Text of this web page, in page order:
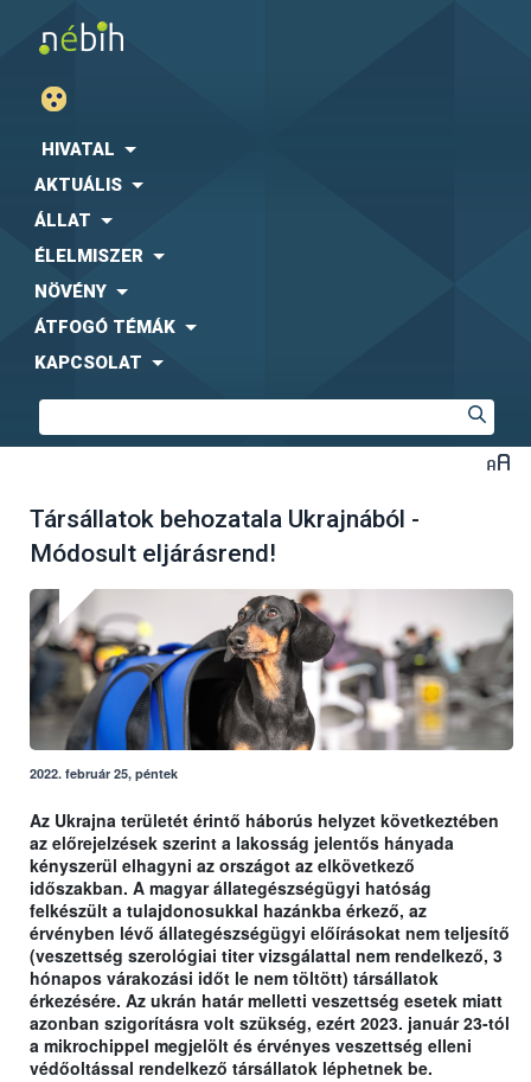
HIVATAL
AKTUÁLIS
ÁLLAT
ÉLELMISZER
NÖVÉNY
ÁTFOGÓ TÉMÁK
KAPCSOLAT
Társállatok behozatala Ukrajnából -
Módosult eljárásrend!
2022. február 25, péntek
Az Ukrajna területét érintő háborús helyzet következtében
az előrejelzések szerint a lakosság jelentős hányada
kényszerül elhagyni az országot az elkövetkező
időszakban. A magyar állategészségügyi hatóság
felkészült a tulajdonosukkal hazánkba érkező, az
érvényben lévő állategészségügyi előírásokat nem teljesítő
(veszettség szerológiai titer vizsgálattal nem rendelkező, 3
hónapos várakozási időt le nem töltött) társállatok
érkezésére. Az ukrán határ melletti veszettség esetek miatt
azonban szigorításra volt szükség, ezért 2023. január 23-tól
a mikrochippel megjelölt és érvényes veszettség elleni
védőoltással rendelkező társállatok léphetnek be.